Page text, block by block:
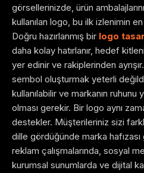
görsellerinizde, ürün
kullanılan logo, bu ilk izlenimin
Doğru hazırlanmış bir logo
daha kolay hatırlanır, hedef
yer edinir ve rakiplerinden
sembol oluşturmak yeterli
kullanılabilir ve markanın ruhunu
olması gerekir. Bir logo aynı
destekler. Müşterileriniz sizi
dille gördüğünde marka
reklam çalışmalarında, sosyal
kurumsal sunumlarda ve dijital